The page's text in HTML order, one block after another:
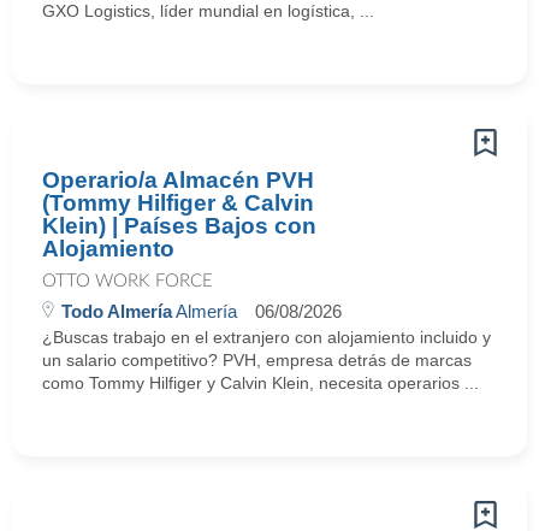
GXO Logistics, líder mundial en logística, ...
Operario/a Almacén PVH
(Tommy Hilfiger & Calvin
Klein) | Países Bajos con
Alojamiento
OTTO WORK FORCE
Todo AlmeríaAlmería 06/08/2026
¿Buscas trabajo en el extranjero con alojamiento incluido y
un salario competitivo? PVH, empresa detrás de marcas
como Tommy Hilfiger y Calvin Klein, necesita operarios ...